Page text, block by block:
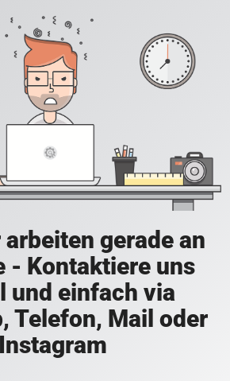
gerade an
- Kontaktiere uns
und einfach via
Telefon, Mail oder
Instagram